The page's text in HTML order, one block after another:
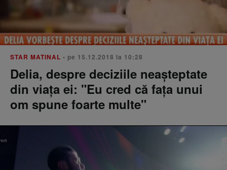
STAR MATINAL • pe 15.12.2018 la 10:28
Delia, despre deciziile neașteptate
din viața ei: "Eu cred că fața unui
om spune foarte multe"